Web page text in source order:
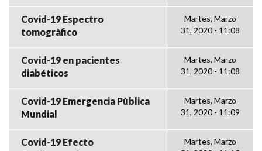
Covid-19 Espectro
tomogràfico
Martes, Marzo
31, 2020 - 11:08
Covid-19 en pacientes
diabéticos
Martes, Marzo
31, 2020 - 11:08
Covid-19 Emergencia Pùblica
Mundial
Martes, Marzo
31, 2020 - 11:09
Covid-19 Efecto
Martes, Marzo